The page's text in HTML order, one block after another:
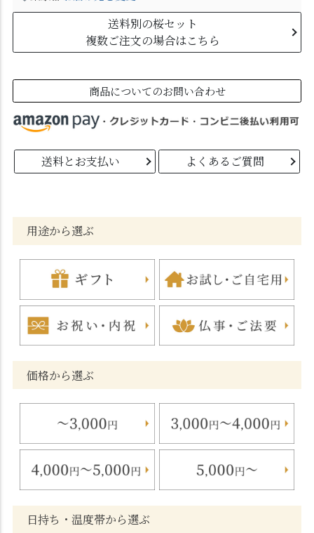
送料別の桜セット
複数ご注文の場合はこちら
商品についてのお問い合わせ
送料とお支払い よくあるご質問
用途から選ぶ
価格から選ぶ
日持ち・温度帯から選ぶ